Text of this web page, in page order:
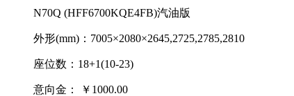
N70Q (HFF6700KQE4FB)汽油版
外形(mm)：7005×2080×2645,2725,2785,2810
座位数：18+1(10-23)
意向金： ￥1000.00